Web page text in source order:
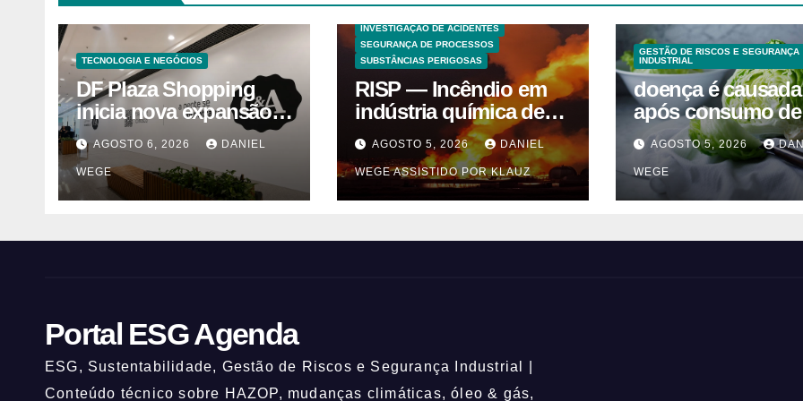
TECNOLOGIA E NEGÓCIOS
DF Plaza Shopping
inicia nova expansão
com a chegada de
grandes marcas e
inauguração de
espaço infantil – Dicas
AGOSTO 6, 2026 DANIEL
WEGE
INVESTIGAÇÃO DE ACIDENTES
SEGURANÇA DE PROCESSOS
SUBSTÂNCIAS PERIGOSAS
RISP — Incêndio em
indústria química de
solventes em
Itaquaquecetuba/SP
(UNIQUIMA/Quema)
AGOSTO 5, 2026 DANIEL
WEGE ASSISTIDO POR KLAUZ
GESTÃO DE RISCOS E SEGURANÇA
INDUSTRIAL
doença é causada
após consumo de
alface
AGOSTO 5, 2026
WEGE
Portal ESG Agenda
ESG, Sustentabilidade, Gestão de Riscos e Segurança Industrial |
Conteúdo técnico sobre HAZOP, mudanças climáticas, óleo & gás,